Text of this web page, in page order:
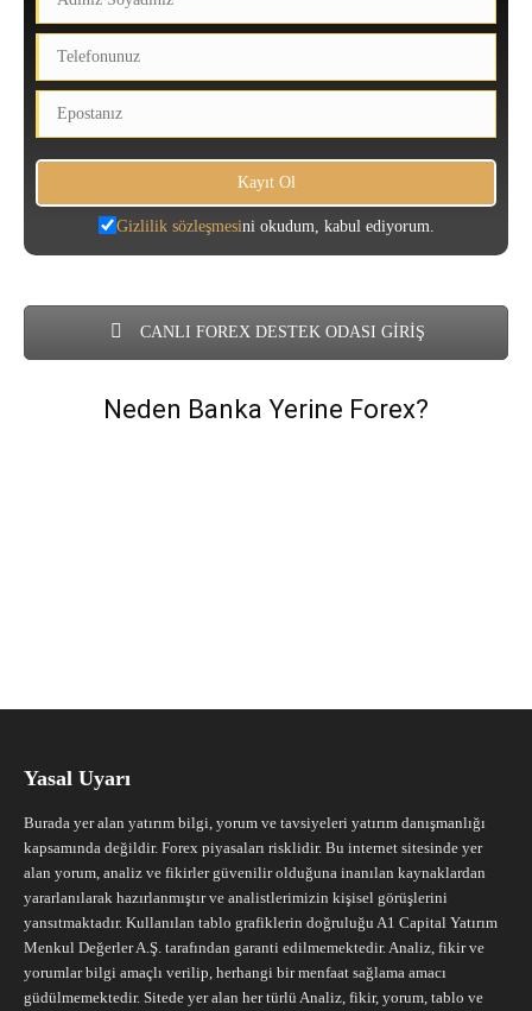
Gizlilik sözleşmesini okudum, kabul ediyorum.
CANLI FOREX DESTEK ODASI GİRİŞ
Neden Banka Yerine Forex?
Yasal Uyarı
Burada yer alan yatırım bilgi, yorum ve tavsiyeleri yatırım danışmanlığı
kapsamında değildir. Forex piyasaları risklidir. Bu internet sitesinde yer
alan yorum, analiz ve fikirler güvenilir olduğuna inanılan kaynaklardan
yararlanılarak hazırlanmıştır ve analistlerimizin kişisel görüşlerini
yansıtmaktadır. Kullanılan tablo grafiklerin doğruluğu A1 Capital Yatırım
Menkul Değerler A.Ş. tarafından garanti edilmemektedir. Analiz, fikir ve
yorumlar bilgi amaçlı verilip, herhangi bir menfaat sağlama amacı
güdülmemektedir. Sitede yer alan her türlü Analiz, fikir, yorum, tablo ve